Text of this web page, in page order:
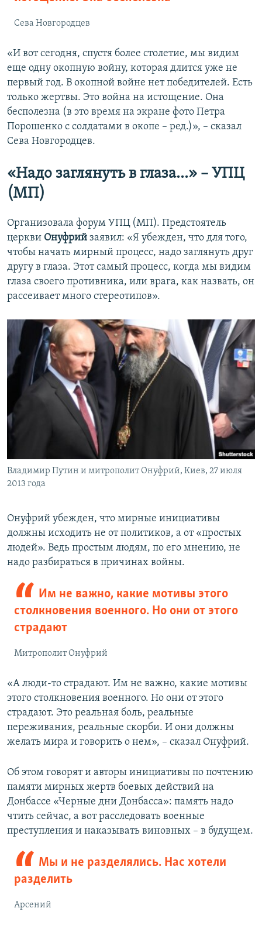
Сева Новгородцев
«И вот сегодня, спустя более столетие, мы видим
еще одну окопную войну, которая длится уже не
первый год. В окопной войне нет победителей. Есть
только жертвы. Это война на истощение. Она
бесполезна (в это время на экране фото Петра
Порошенко с солдатами в окопе – ред.)», – сказал
Сева Новгородцев.
«Надо заглянуть в глаза…» – УПЦ
(МП)
Организовала форум УПЦ (МП). Предстоятель
церкви Онуфрий заявил: «Я убежден, что для того,
чтобы начать мирный процесс, надо заглянуть друг
другу в глаза. Этот самый процесс, когда мы видим
глаза своего противника, или врага, как назвать, он
рассеивает много стереотипов».
Владимир Путин и митрополит Онуфрий, Киев, 27 июля
2013 года
Онуфрий убежден, что мирные инициативы
должны исходить не от политиков, а от «простых
людей». Ведь простым людям, по его мнению, не
надо разбираться в причинах войны.
Им не важно, какие мотивы этого
столкновения военного. Но они от этого
страдают
Митрополит Онуфрий
«А люди-то страдают. Им не важно, какие мотивы
этого столкновения военного. Но они от этого
страдают. Это реальная боль, реальные
переживания, реальные скорби. И они должны
желать мира и говорить о нем», – сказал Онуфрий.
Об этом говорят и авторы инициативы по почтению
памяти мирных жертв боевых действий на
Донбассе «Черные дни Донбасса»: память надо
чтить сейчас, а вот расследовать военные
преступления и наказывать виновных – в будущем.
Мы и не разделялись. Нас хотели
разделить
Арсений